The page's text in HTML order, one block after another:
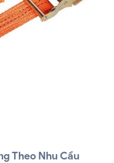
Theo Nhu Cầu